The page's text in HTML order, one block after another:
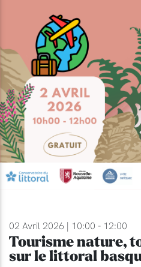
02 Avril 2026 | 10:00 - 12:00
Tourisme nature,
sur le littoral